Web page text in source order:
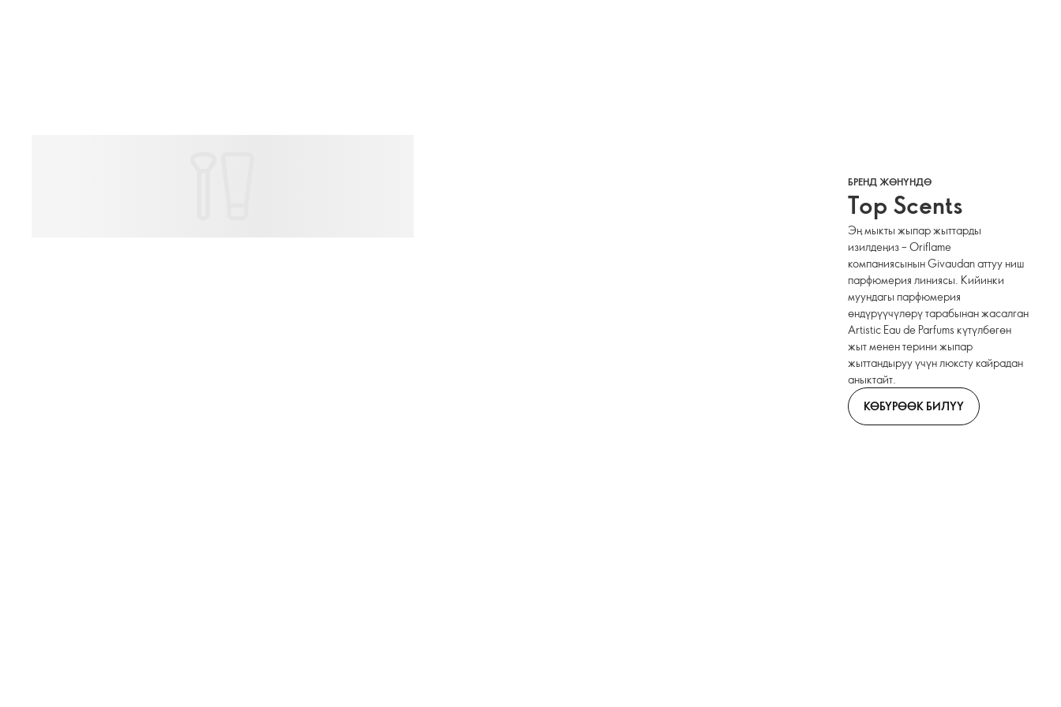
БРЕНД ЖӨНҮНДӨ
Top Scents
Эң мыкты жыпар жыттарды
изилдеңиз – Oriflame
компаниясынын Givaudan аттуу ниш
парфюмерия линиясы. Кийинки
муундагы парфюмерия
өндүрүүчүлөрү тарабынан жасалган
Artistic Eau de Parfums күтүлбөгөн
жыт менен терини жыпар
жыттандыруу үчүн люксту кайрадан
аныктайт.
КӨБҮРӨӨК БИЛҮҮ